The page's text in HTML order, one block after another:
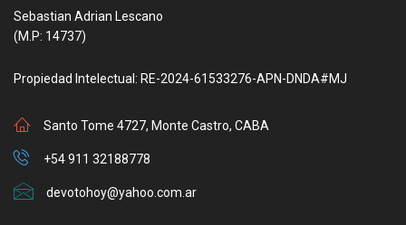
Sebastian Adrian Lescano
(M.P: 14737)
Propiedad Intelectual: RE-2024-61533276-APN-DNDA#MJ
Santo Tome 4727, Monte Castro, CABA
+54 911 32188778
devotohoy@yahoo.com.ar